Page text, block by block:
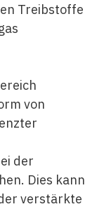
Treibstoffe
von
der
Dies kann
verstärkte